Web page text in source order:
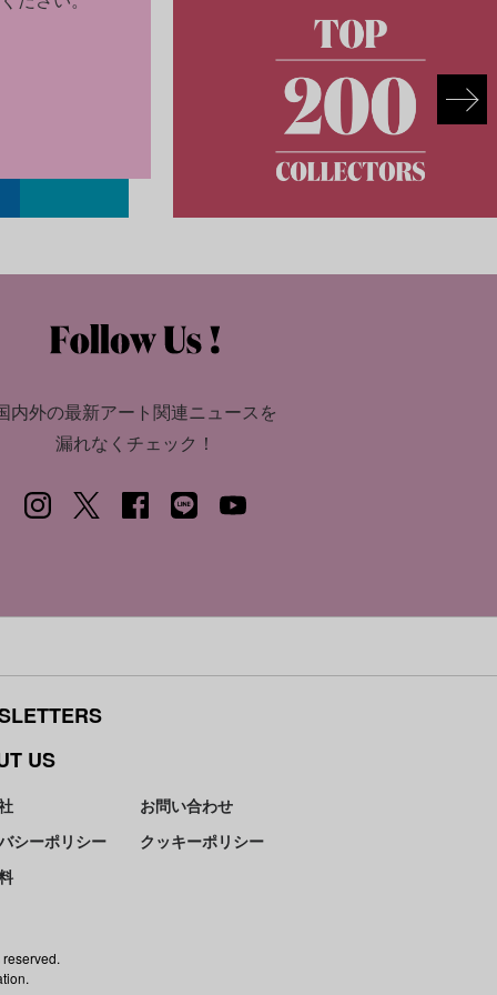
内外の最新アート関連ニュースを
漏れなくチェック！
US
お問い合わせ
シーポリシー
クッキーポリシー